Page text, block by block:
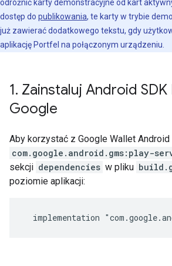
odróżnić karty demonstracyjne od kart
dostęp do publikowania, te karty w trybie
już zawierać dodatkowego tekstu, gdy
aplikację Portfel na połączonym urządzeniu.
1. Zainstaluj Android SDK
Google
Aby korzystać z Google Wallet Android
com.google.android.gms:play-
sekcji dependencies w pliku
poziomie aplikacji: